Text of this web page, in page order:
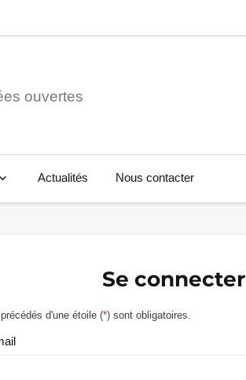
ouvertes
Actualités Nous contacter
Se connecter
précédés d'une étoile (*) sont obligatoires.